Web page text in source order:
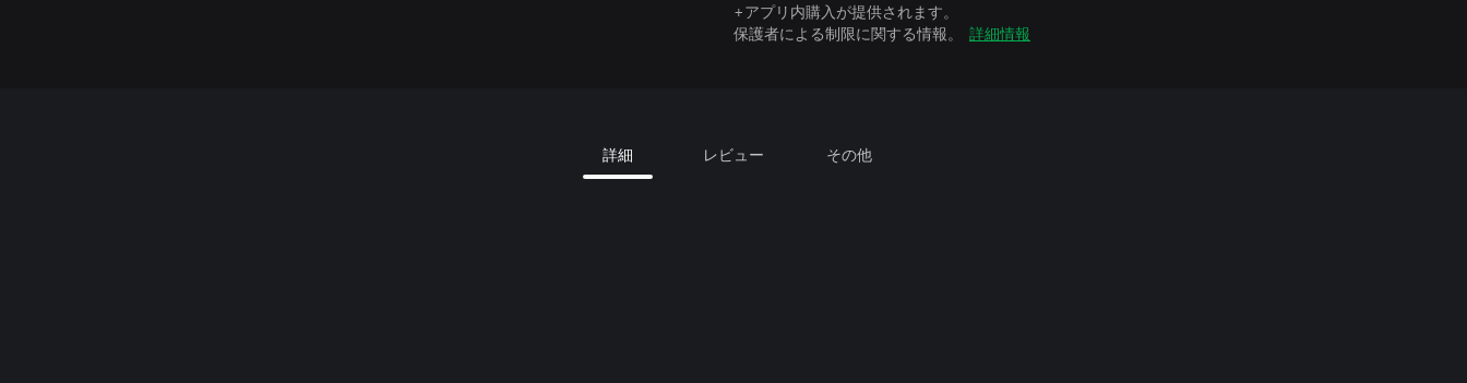
+アプリ内購入が提供されます。
保護者による制限に関する情報。
詳細情報
詳細 レビュー その他